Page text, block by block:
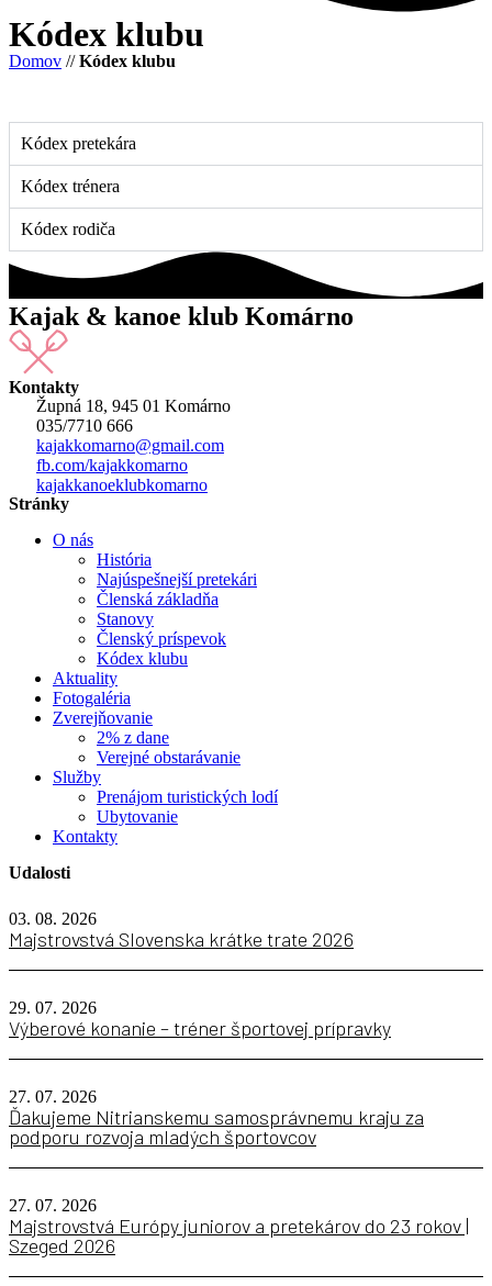
Kódex klubu
Domov //Kódex klubu
Kódex pretekára
Kódex trénera
Kódex rodiča
Kajak & kanoe klub Komárno
Kontakty
Župná 18, 945 01 Komárno
035/7710 666
kajakkomarno@gmail.com
fb.com/kajakkomarno
kajakkanoeklubkomarno
Stránky
O nás
História
Najúspešnejší pretekári
Členská základňa
Stanovy
Členský príspevok
Kódex klubu
Aktuality
Fotogaléria
Zverejňovanie
2% z dane
Verejné obstarávanie
Služby
Prenájom turistických lodí
Ubytovanie
Kontakty
Udalosti
03. 08. 2026
Majstrovstvá Slovenska krátke trate 2026
29. 07. 2026
Výberové konanie – tréner športovej prípravky
27. 07. 2026
Ďakujeme Nitrianskemu samosprávnemu kraju za
podporu rozvoja mladých športovcov
27. 07. 2026
Majstrovstvá Európy juniorov a pretekárov do 23 rokov |
Szeged 2026